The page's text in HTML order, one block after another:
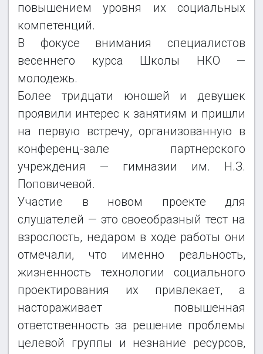
повышением уровня их социальных
компетенций.
В фокусе внимания специалистов
весеннего курса Школы НКО —
молодежь.
Более тридцати юношей и девушек
проявили интерес к занятиям и пришли
на первую встречу, организованную в
конференц-зале партнерского
учреждения — гимназии им. Н.З.
Поповичевой.
Участие в новом проекте для
слушателей — это своеобразный тест на
взрослость, недаром в ходе работы они
отмечали, что именно реальность,
жизненность технологии социального
проектирования их привлекает, а
настораживает повышенная
ответственность за решение проблемы
целевой группы и незнание ресурсов,